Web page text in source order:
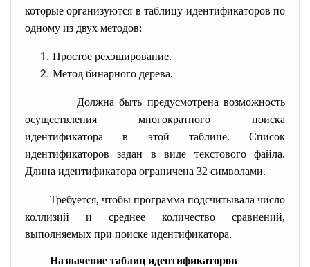
которые организуются в таблицу идентификаторов по
одному из двух методов:
Простое рехэширование.
Метод бинарного дерева.
Должна быть предусмотрена возможность
осуществления многократного поиска
идентификатора в этой таблице. Список
идентификаторов задан в виде текстового файла.
Длина идентификатора ограничена 32 символами.
Требуется, чтобы программа подсчитывала число
коллизий и среднее количество сравнений,
выполняемых при поиске идентификатора.
Назначение таблиц идентификаторов